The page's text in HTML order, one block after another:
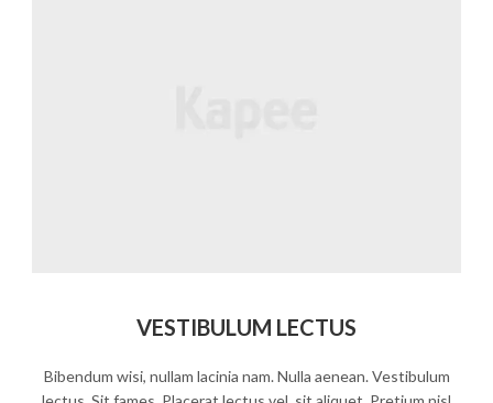
VESTIBULUM LECTUS
Bibendum wisi, nullam lacinia nam. Nulla aenean. Vestibulum